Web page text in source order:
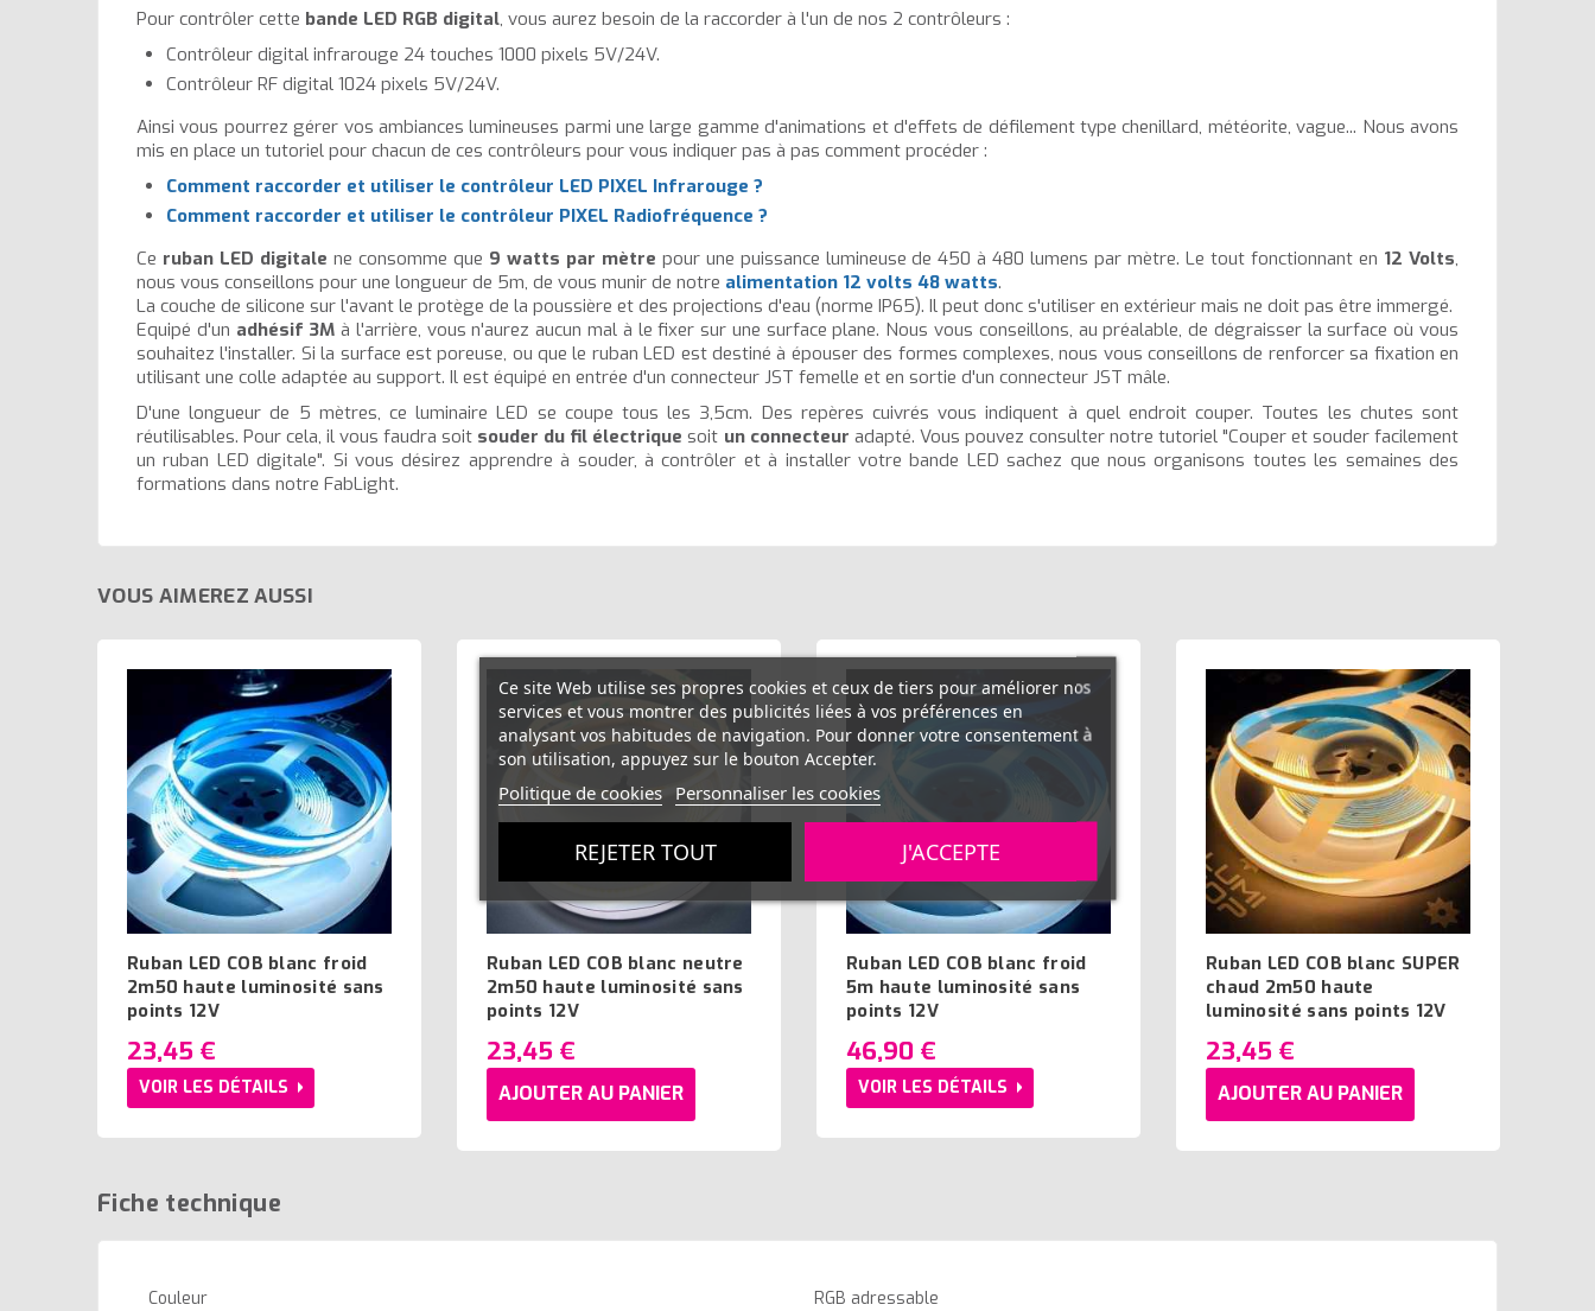
Pour contrôler cette bande LED RGB digital, vous aurez besoin de la raccorder à l'un de nos 2 contrôleurs :
Contrôleur digital infrarouge 24 touches 1000 pixels 5V/24V.
Contrôleur RF digital 1024 pixels 5V/24V.
Ainsi vous pourrez gérer vos ambiances lumineuses parmi une large gamme d'animations et d'effets de défilement type chenillard, météorite, vague... Nous avons
mis en place un tutoriel pour chacun de ces contrôleurs pour vous indiquer pas à pas comment procéder :
Comment raccorder et utiliser le contrôleur LED PIXEL Infrarouge ?
Comment raccorder et utiliser le contrôleur PIXEL Radiofréquence ?
Ce ruban LED digitale ne consomme que 9 watts par mètre pour une puissance lumineuse de 450 à 480 lumens par mètre. Le tout fonctionnant en 12 Volts,
nous vous conseillons pour une longueur de 5m, de vous munir de notre alimentation 12 volts 48 watts.
La couche de silicone sur l'avant le protège de la poussière et des projections d'eau (norme IP65). Il peut donc s'utiliser en extérieur mais ne doit pas être immergé.
Equipé d'un adhésif 3M à l'arrière, vous n'aurez aucun mal à le fixer sur une surface plane. Nous vous conseillons, au préalable, de dégraisser la surface où vous
souhaitez l'installer. Si la surface est poreuse, ou que le ruban LED est destiné à épouser des formes complexes, nous vous conseillons de renforcer sa fixation en
utilisant une colle adaptée au support. Il est équipé en entrée d'un connecteur JST femelle et en sortie d'un connecteur JST mâle.
D'une longueur de 5 mètres, ce luminaire LED se coupe tous les 3,5cm. Des repères cuivrés vous indiquent à quel endroit couper. Toutes les chutes sont
réutilisables. Pour cela, il vous faudra soit souder du fil électrique soit un connecteur adapté. Vous pouvez consulter notre tutoriel "Couper et souder facilement
un ruban LED digitale". Si vous désirez apprendre à souder, à contrôler et à installer votre bande LED sachez que nous organisons toutes les semaines des
formations dans notre FabLight.
VOUS AIMEREZ AUSSI
Ruban LED COB blanc froid
2m50 haute luminosité sans
points 12V
23,45 €
VOIR LES DÉTAILS
Ruban LED COB blanc neutre
2m50 haute luminosité sans
points 12V
23,45 €
AJOUTER AU PANIER
Ruban LED COB blanc froid
5m haute luminosité sans
points 12V
46,90 €
VOIR LES DÉTAILS
Ruban LED COB blanc SUPER
chaud 2m50 haute
luminosité sans points 12V
23,45 €
AJOUTER AU PANIER
Fiche technique
Couleur RGB adressable
Ce site Web utilise ses propres cookies et ceux de tiers pour améliorer nos
services et vous montrer des publicités liées à vos préférences en
analysant vos habitudes de navigation. Pour donner votre consentement à
son utilisation, appuyez sur le bouton Accepter.
Politique de cookies Personnaliser les cookies
REJETER TOUT J'ACCEPTE